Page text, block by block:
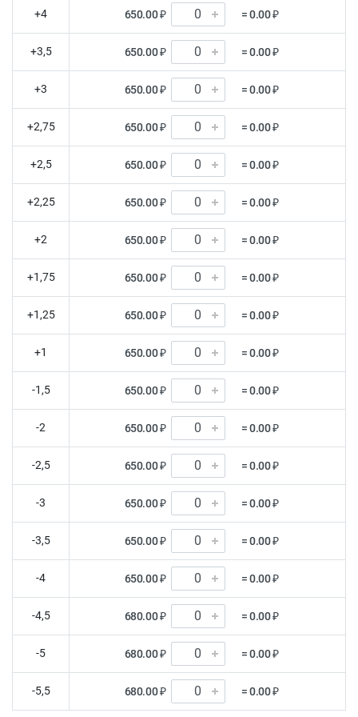
+4 650.00 ₽ = 0.00 ₽
+3,5 650.00 ₽ = 0.00 ₽
+3 650.00 ₽ = 0.00 ₽
+2,75 650.00 ₽ = 0.00 ₽
+2,5 650.00 ₽ = 0.00 ₽
+2,25 650.00 ₽ = 0.00 ₽
+2 650.00 ₽ = 0.00 ₽
+1,75 650.00 ₽ = 0.00 ₽
+1,25 650.00 ₽ = 0.00 ₽
+1 650.00 ₽ = 0.00 ₽
-1,5 650.00 ₽ = 0.00 ₽
-2 650.00 ₽ = 0.00 ₽
-2,5 650.00 ₽ = 0.00 ₽
-3 650.00 ₽ = 0.00 ₽
-3,5 650.00 ₽ = 0.00 ₽
-4 650.00 ₽ = 0.00 ₽
-4,5 680.00 ₽ = 0.00 ₽
-5 680.00 ₽ = 0.00 ₽
-5,5 680.00 ₽ = 0.00 ₽